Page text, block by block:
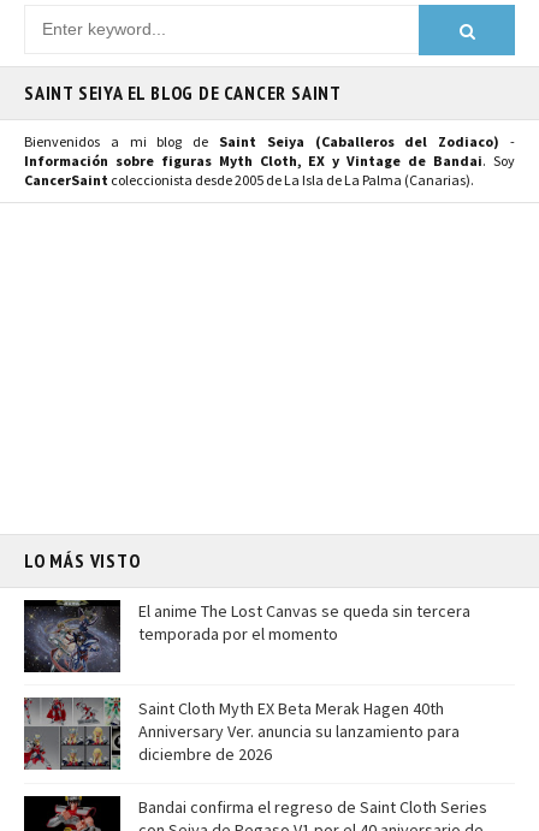
SAINT SEIYA EL BLOG DE CANCER SAINT
Bienvenidos a mi blog de Saint Seiya (Caballeros del Zodiaco) -
Información sobre figuras Myth Cloth, EX y Vintage de Bandai. Soy
CancerSaint coleccionista desde 2005 de La Isla de La Palma (Canarias).
LO MÁS VISTO
El anime The Lost Canvas se queda sin tercera
temporada por el momento
Saint Cloth Myth EX Beta Merak Hagen 40th
Anniversary Ver. anuncia su lanzamiento para
diciembre de 2026
Bandai confirma el regreso de Saint Cloth Series